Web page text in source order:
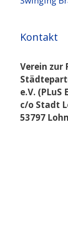
Kontakt
Verein zur
e.V. (PLuS
c/o Stadt
53797